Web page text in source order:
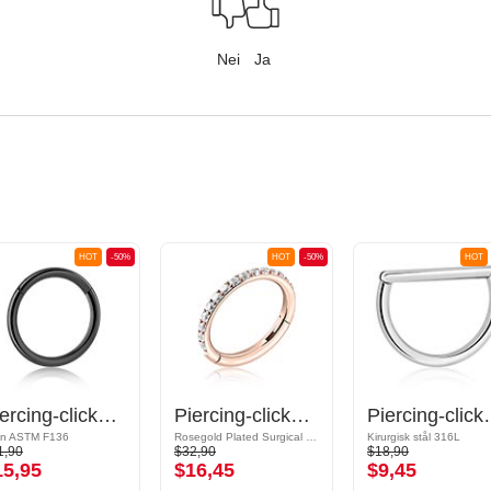
Nei Ja
-50%
HOT
Piercing-clicker (titan, svart, skinnende finish)
ASTM F136
-50%
HOT
Piercing-clicker (kirurgisk stål, rosegull, skinnende finish) med krystallsteiner
$32,90
$16,45
HOT
Piercing-
Kirurgisk stål 316L
$18,90
$9,45